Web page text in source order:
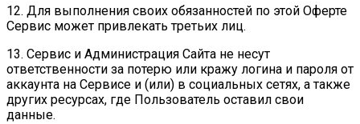
12. Для выполнения своих обязанностей по этой Оферте
Сервис может привлекать третьих лиц.
13. Сервис и Администрация Сайта не несут
ответственности за потерю или кражу логина и пароля от
аккаунта на Сервисе и (или) в социальных сетях, а также
других ресурсах, где Пользователь оставил свои
данные.